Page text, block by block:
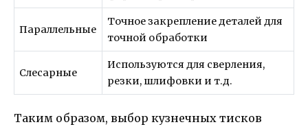
Параллельные
Точное закрепление деталей для
точной обработки
Слесарные
Используются для сверления,
резки, шлифовки и т.д.
Таким образом, выбор кузнечных тисков